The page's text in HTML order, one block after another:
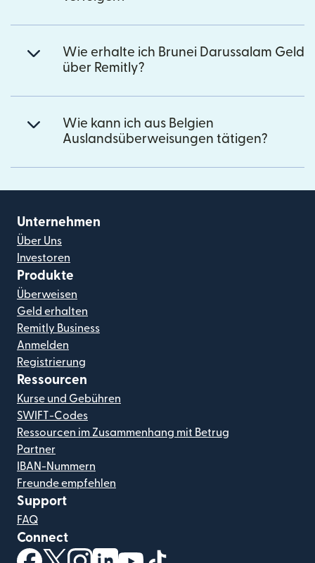
Wie erhalte ich Brunei Darussalam Geld
über Remitly?
Wie kann ich aus Belgien
Auslandsüberweisungen tätigen?
Unternehmen
Über Uns
Investoren
Produkte
Überweisen
Geld erhalten
Remitly Business
Anmelden
Registrierung
Ressourcen
Kurse und Gebühren
SWIFT-Codes
Ressourcen im Zusammenhang mit Betrug
Partner
IBAN-Nummern
Freunde empfehlen
Support
FAQ
Connect
(wird in einem neuen Fenster geöffnet)
(wird in einem neuen Fenster geöffnet)
(wird in einem neuen Fenster geöffnet)
(wird in einem neuen Fenster geöffnet)
(wird in einem neuen Fenster